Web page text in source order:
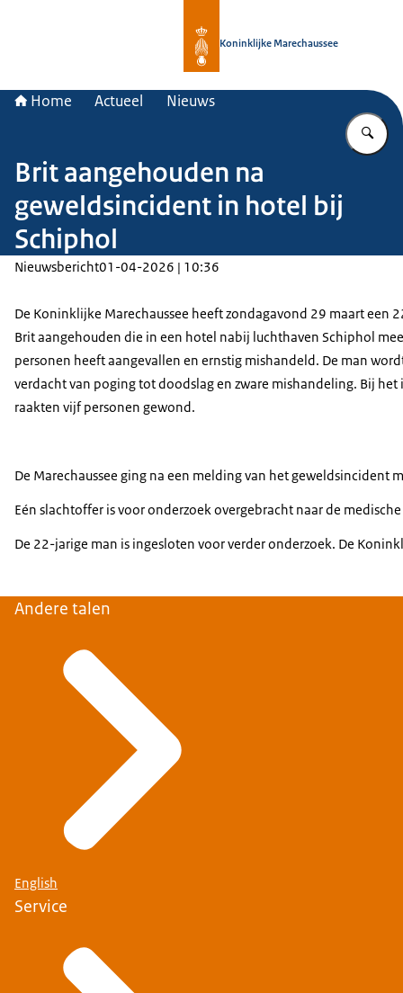
Koninklijke Marechaussee
Home Actueel Nieuws
Brit aangehouden na
geweldsincident in hotel bij
Schiphol
Nieuwsbericht01-04-2026 | 10:36
De Koninklijke Marechaussee heeft zondagavond 29 maart een
Brit aangehouden die in een hotel nabij luchthaven Schiphol
personen heeft aangevallen en ernstig mishandeld. De man
verdacht van poging tot doodslag en zware mishandeling. Bij
raakten vijf personen gewond.
De Marechaussee ging na een melding van het geweldsincident
Eén slachtoffer is voor onderzoek overgebracht naar de
De 22-jarige man is ingesloten voor verder onderzoek. De
Andere talen
English
Service